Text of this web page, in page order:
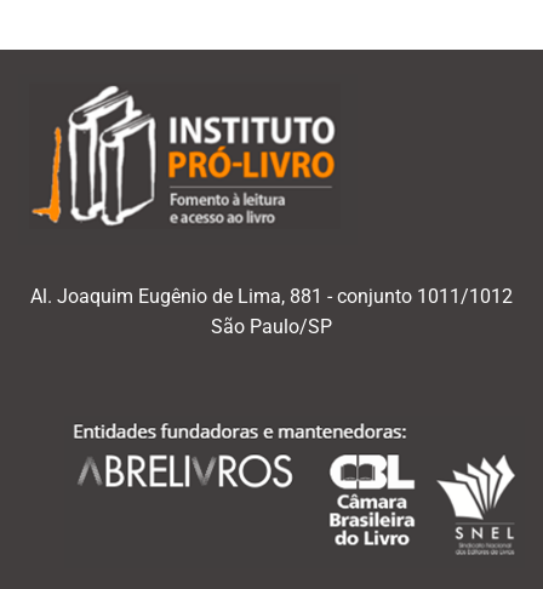
Al. Joaquim Eugênio de Lima, 881 - conjunto 1011/1012
São Paulo/SP